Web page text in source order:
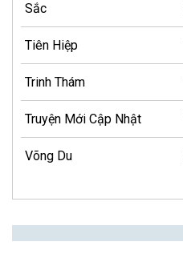
Sắc
Tiên Hiệp
Trinh Thám
Truyện Mới Cập Nhật
Võng Du